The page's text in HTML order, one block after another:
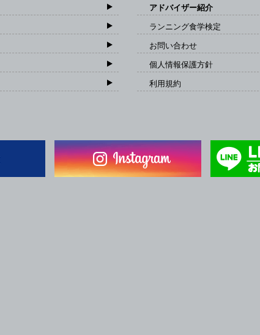
アドバイザー紹介
ランニング食学検定
お問い合わせ
個人情報保護方針
利用規約